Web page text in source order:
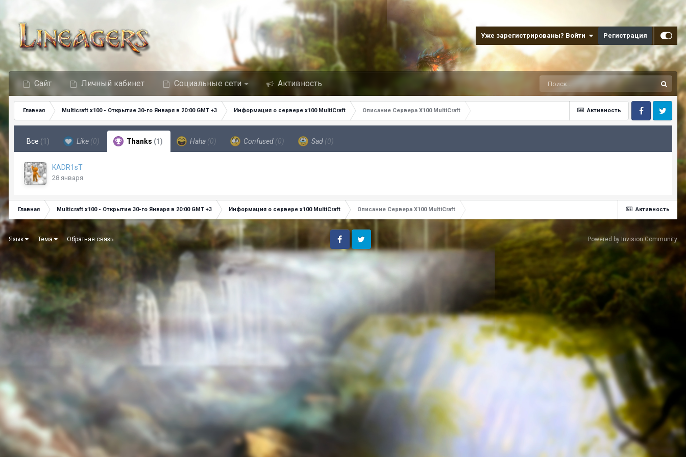
Уже зарегистрированы? Войти Регистрация
Сайт Личный кабинет Социальные сети Активность
Активность
Главная Multicraft x100 - Открытие 30-го Января в 20:00 GMT +3 Информация о сервере x100 MultiCraft
Описание Сервера X100 MultiCraft
FacebookTwitter
Все (1) Like (0) Thanks (1) Haha (0) Confused (0) Sad (0)
KADR1sT
28 января
Активность
Главная Multicraft x100 - Открытие 30-го Января в 20:00 GMT +3 Информация о сервере x100 MultiCraft Описание Сервера X100 MultiCraft
Язык Тема Обратная связь
FacebookTwitter
Powered by Invision Community